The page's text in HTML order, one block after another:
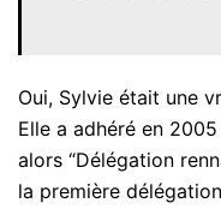
Oui, Sylvie était une
Elle a adhéré en 2005
alors “Délégation
la première